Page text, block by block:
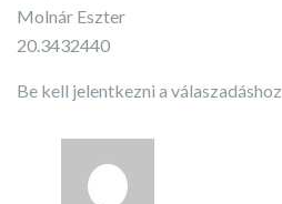
Molnár Eszter
20.3432440
Be kell jelentkezni a válaszadáshoz